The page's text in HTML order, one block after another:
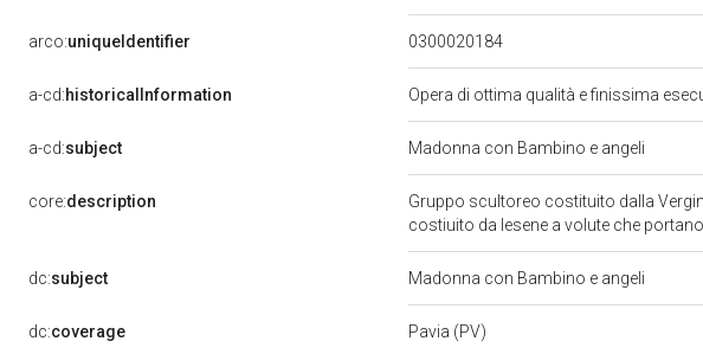
arco:uniqueIdentifier 0300020184
a-cd:historicalInformation Opera di ottima qualità e finissima
a-cd:subject Madonna con Bambino e angeli
core:description
Gruppo scultoreo costituito dalla
costiuito da lesene a volute che
dc:subject Madonna con Bambino e angeli
dc:coverage Pavia (PV)